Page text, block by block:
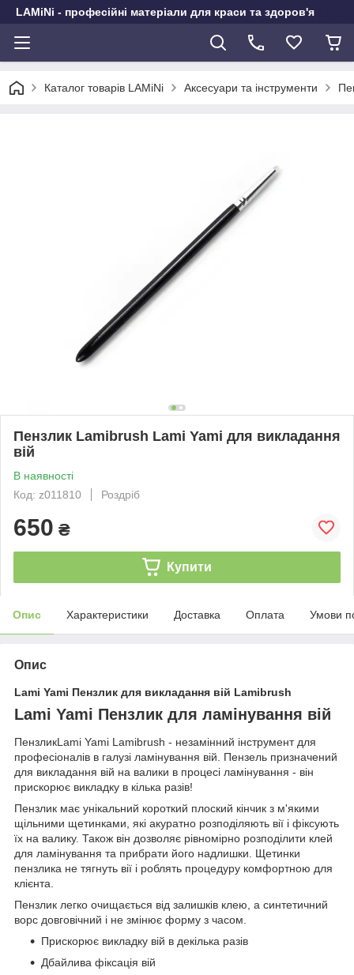
LAMiNi - професійні матеріали для краси та здоров'я
Каталог товарів LAMiNi Аксесуари та інструменти
Пензлик Lamibrush Lami Yami для викладання
вій
В наявності
Код: z011810
Роздріб
650 ₴
Купити
Опис Характеристики Доставка Оплата Умови
Опис
Lami Yami Пензлик для викладання вій Lamibrush
Lami Yami Пензлик для ламінування вій
ПензликLami Yami Lamibrush - незамінний інструмент для
професіоналів в галузі ламінування вій. Пензель призначений
для викладання вій на валики в процесі ламінування - він
прискорює викладку в кілька разів!
Пензлик має унікальний короткий плоский кінчик з м'якими
щільними щетинками, які акуратно розподіляють вії і фіксують
їх на валику. Також він дозволяє рівномірно розподілити клей
для ламінування та прибрати його надлишки. Щетинки
пензлика не тягнуть вії і роблять процедуру комфортною для
клієнта.
Пензлик легко очищається від залишків клею, а синтетичний
ворс довговічний і не змінює форму з часом.
Прискорює викладку вій в декілька разів
Дбайлива фіксація вій